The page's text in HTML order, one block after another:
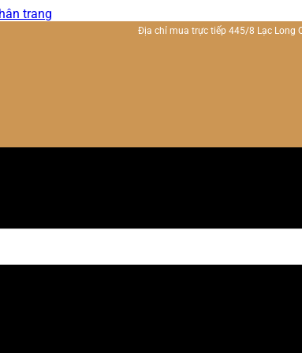
trang
Địa chỉ mua trực tiếp 445/8 Lạc Long